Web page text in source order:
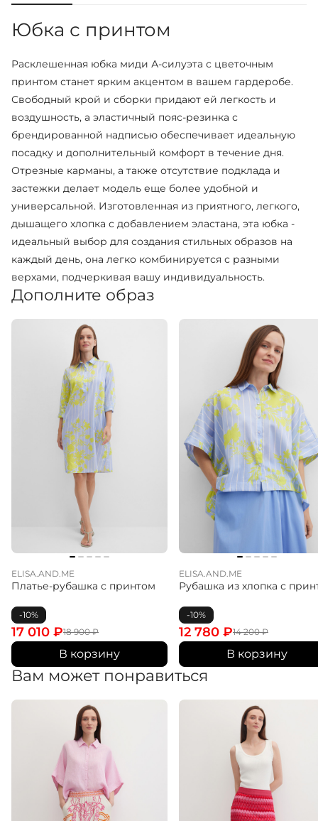
Юбка с принтом
Расклешенная юбка миди А-силуэта с цветочным
принтом станет ярким акцентом в вашем гардеробе.
Свободный крой и сборки придают ей легкость и
воздушность, а эластичный пояс-резинка с
брендированной надписью обеспечивает идеальную
посадку и дополнительный комфорт в течение дня.
Отрезные карманы, а также отсутствие подклада и
застежки делает модель еще более удобной и
универсальной. Изготовленная из приятного, легкого,
дышащего хлопка с добавлением эластана, эта юбка -
идеальный выбор для создания стильных образов на
каждый день, она легко комбинируется с разными
верхами, подчеркивая вашу индивидуальность.
Дополните образ
ELISA.AND.ME
Платье-рубашка с принтом
-10%
18 900₽
17 010 ₽
В корзину
ELISA.AND.ME
Рубашка из хлопка с
-10%
14 200₽
12 780 ₽
В корзину
Вам может понравиться